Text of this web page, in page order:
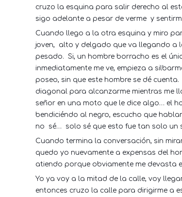
cruzo la esquina para salir derecho al
sigo adelante a pesar de verme y
Cuando llego a la otra esquina y miro
joven,
alto y delgado que va llegando a
pesado.
Si, un hombre borracho es el
inmediatamente me ve, empieza a
poseo, sin que este hombre se dé cuenta.
diagonal para alcanzarme mientras me
señor en una moto que le dice algo… el
bendiciéndo al negro, escucho que
no
sé…
solo sé que esto fue tan solo un
Cuando termina la conversación, sin
quedo yo nuevamente a expensas del
atiendo porque obviamente me devasta
Yo ya voy a la mitad de la calle, voy
entonces cruzo la calle para dirigirme a